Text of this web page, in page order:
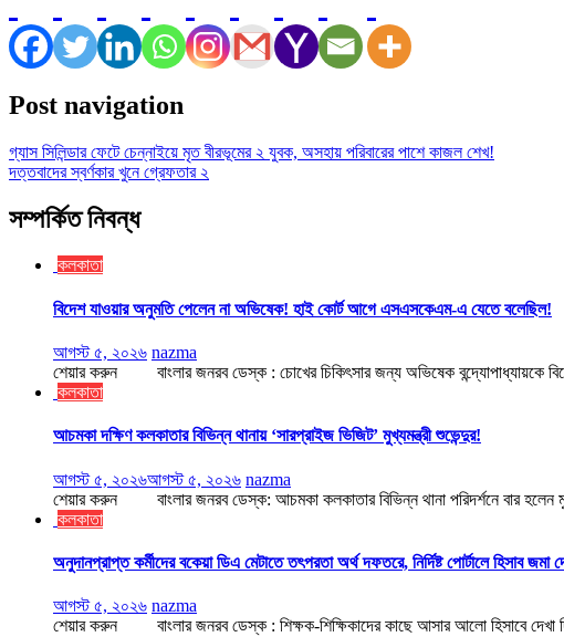
Post navigation
গ্যাস সিলিন্ডার ফেটে চেন্নাইয়ে মৃত বীরভূমের ২ যুবক, অসহায় পরিবারের পাশে কাজল শেখ!
দত্তবাদের স্বর্ণকার খুনে গ্রেফতার ২
সম্পর্কিত নিবন্ধ
কলকাতা
বিদেশ যাওয়ার অনুমতি পেলেন না অভিষেক! হাই কোর্ট আগে এসএসকেএম-এ যেতে বলেছিল!
আগস্ট ৫, ২০২৬ nazma
শেয়ার করুন বাংলার জনরব ডেস্ক : চোখের চিকিৎসার জন্য অভিষেক বন্দ্যোপাধ্যায়কে
কলকাতা
আচমকা দক্ষিণ কলকাতার বিভিন্ন থানায় ‘সারপ্রাইজ ভিজিট’ মুখ্যমন্ত্রী শুভেন্দুর!
আগস্ট ৫, ২০২৬আগস্ট ৫, ২০২৬ nazma
শেয়ার করুন বাংলার জনরব ডেস্ক: আচমকা কলকাতার বিভিন্ন থানা পরিদর্শনে বার হলেন
কলকাতা
অনুদানপ্রাপ্ত কর্মীদের বকেয়া ডিএ মেটাতে তৎপরতা অর্থ দফতরে, নির্দিষ্ট পোর্টালে হিসাব জমা
আগস্ট ৫, ২০২৬ nazma
শেয়ার করুন বাংলার জনরব ডেস্ক : শিক্ষক-শিক্ষিকাদের কাছে আসার আলো হিসাবে দেখা